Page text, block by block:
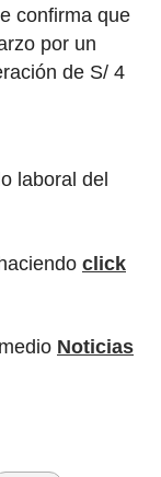
confirma que
por un
de S/ 4
laboral del
click
Noticias